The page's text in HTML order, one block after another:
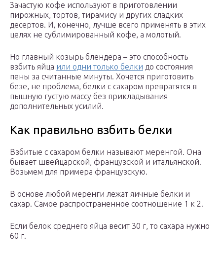
Зачастую кофе используют в приготовлении
пирожных, тортов, тирамису и других сладких
десертов. И, конечно, лучше всего применять в этих
целях не сублимированный кофе, а молотый.
Но главный козырь блендера – это способность
взбить яйца или одни только белки до состояния
пены за считанные минуты. Хочется приготовить
безе, не проблема, белки с сахаром превратятся в
пышную густую массу без прикладывания
дополнительных усилий.
Как правильно взбить белки
Взбитые с сахаром белки называют меренгой. Она
бывает швейцарской, французской и итальянской.
Возьмем для примера французскую.
В основе любой меренги лежат яичные белки и
сахар. Самое распространенное соотношение 1 к 2.
Если белок среднего яйца весит 30 г, то сахара нужно
60 г.